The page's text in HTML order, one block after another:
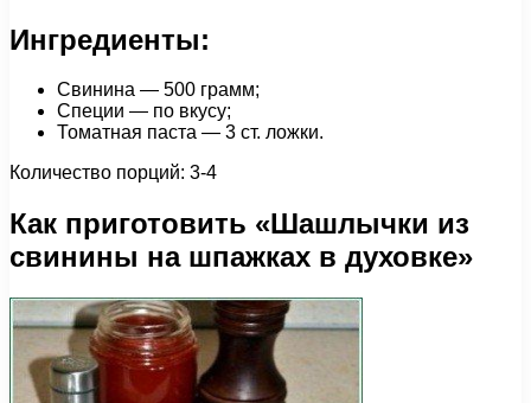
Ингредиенты:
Свинина — 500 грамм;
Специи — по вкусу;
Томатная паста — 3 ст. ложки.
Количество порций: 3-4
Как приготовить «Шашлычки из
свинины на шпажках в духовке»